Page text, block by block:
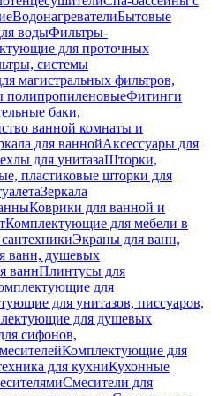
ВодонагревателиБытовые
водыФильтры-
для проточных
системы
магистральных фильтров,
полипропиленовыеФитинги
баки,
ванной комнаты и
для ваннойАксессуары для
для унитазаШторки,
пластиковые шторки для
Зеркала
Коврики для ванной и
Комплектующие для мебели в
Экраны для ванн,
ванн, душевых
ваннПлинтусы для
для
для унитазов, писсуаров,
для душевых
сифонов,
Комплектующие для
для кухниКухонные
Смесители для